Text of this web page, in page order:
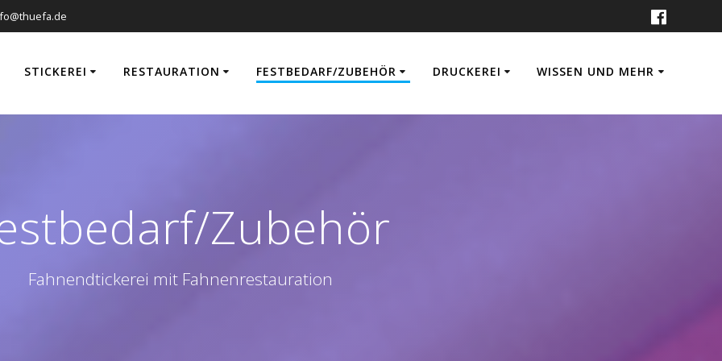
STICKEREI RESTAURATION FESTBEDARF/ZUBEHÖR DRUCKEREI WISSEN UND MEHR
Zubehör
Fahnendtickerei mit Fahnenrestauration